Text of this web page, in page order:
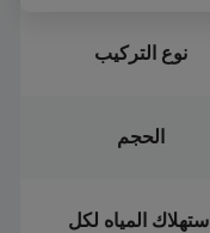
نوع التركيب
الحجم
استهلاك المياه لكل